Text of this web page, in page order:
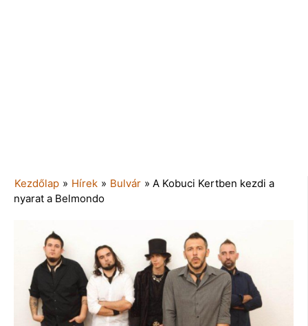
Kezdőlap » Hírek » Bulvár » A Kobuci Kertben kezdi a
nyarat a Belmondo